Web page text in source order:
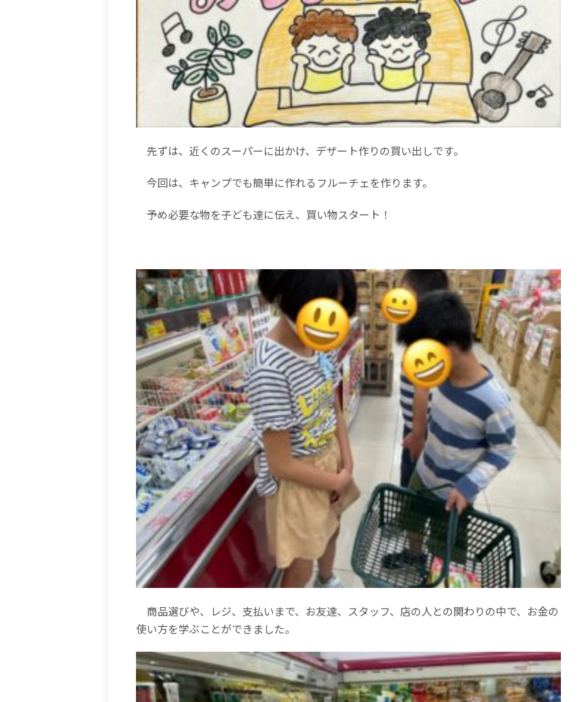
先ずは、近くのスーパーに出かけ、デザート作りの買い出しです。
今回は、キャンプでも簡単に作れるフルーチェを作ります。
予め必要な物を子ども達に伝え、買い物スタート！
商品選びや、レジ、支払いまで、お友達、スタッフ、店の人との関わりの中で、お金の
使い方を学ぶことができました。